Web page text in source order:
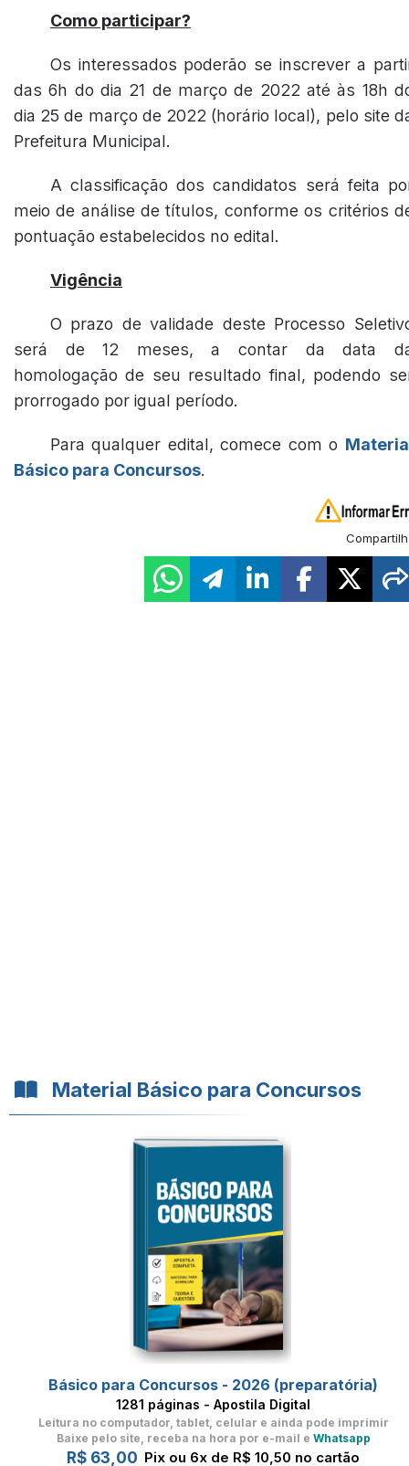
Como participar?
Os interessados poderão se inscrever a
das 6h do dia 21 de março de 2022 até às 18h
dia 25 de março de 2022 (horário local), pelo site
Prefeitura Municipal.
A classificação dos candidatos será feita
meio de análise de títulos, conforme os critérios
pontuação estabelecidos no edital.
Vigência
O prazo de validade deste Processo
será de 12 meses, a contar da data
homologação de seu resultado final, podendo
prorrogado por igual período.
Para qualquer edital, comece com o
Básico para Concursos.
Material Básico para Concursos
Básico para Concursos - 2026 (preparatória)
1281 páginas - Apostila Digital
Leitura no computador, tablet, celular e ainda pode imprimir
Baixe pelo site, receba na hora por e-mail e Whatsapp
R$ 63,00 Pix ou 6x de R$ 10,50 no cartão